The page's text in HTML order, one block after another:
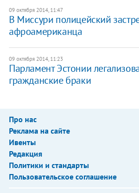
09 октября 2014, 11:47
В Миссури полицейский
афроамериканца
09 октября 2014, 11:23
Парламент Эстонии
гражданские браки
Про нас
Реклама на сайте
Ивенты
Редакция
Политики и стандарты
Пользовательское соглашение